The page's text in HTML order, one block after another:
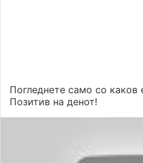
Погледнете само со каков
Позитив на денот!